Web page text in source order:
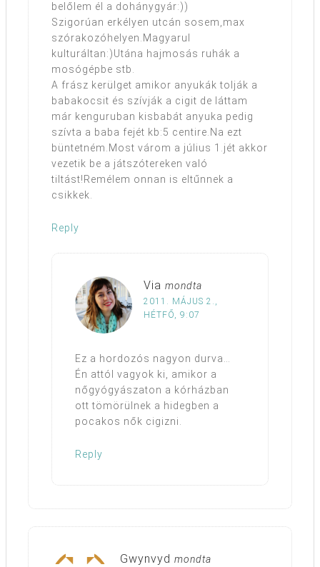
belőlem él a dohánygyár:))
Szigorúan erkélyen utcán sosem,max
szórakozóhelyen.Magyarul
kulturáltan:)Utána hajmosás ruhák a
mosógépbe stb.
A frász kerülget amikor anyukák tolják a
babakocsit és szívják a cigit de láttam
már kenguruban kisbabát anyuka pedig
szívta a baba fejét kb:5 centire.Na ezt
büntetném.Most várom a július 1.jét akkor
vezetik be a játszótereken való
tiltást!Remélem onnan is eltűnnek a
csikkek.
Reply
Via mondta
2011. MÁJUS 2.,
HÉTFŐ, 9:07
Ez a hordozós nagyon durva…
Én attól vagyok ki, amikor a
nőgyógyászaton a kórházban
ott tömörülnek a hidegben a
pocakos nők cigizni.
Reply
Gwynvyd mondta